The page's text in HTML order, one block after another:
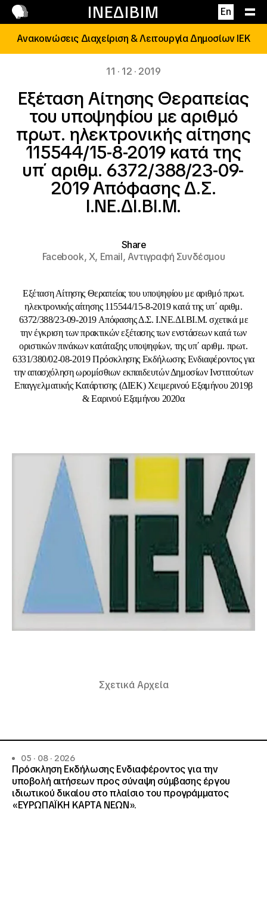
ΙΝΕΔΙΒΙΜ En
Επικοινωνία
Ανακοινώσεις Διαχείριση & Λειτουργία Δημοσίων ΙΕΚ
11 · 12 · 2019
Εξέταση Αίτησης Θεραπείας
του υποψηφίου με αριθμό
πρωτ. ηλεκτρονικής αίτησης
115544/15-8-2019 κατά της
υπ΄ αριθμ. 6372/388/23-09-
2019 Απόφασης Δ.Σ.
Ι.ΝΕ.ΔΙ.ΒΙ.Μ.
Share
Facebook,X, Email,Αντιγραφή Συνδέσμου
Εξέταση Αίτησης Θεραπείας του υποψηφίου με αριθμό πρωτ.
ηλεκτρονικής αίτησης 115544/15-8-2019 κατά της υπ΄ αριθμ.
6372/388/23-09-2019 Απόφασης Δ.Σ. Ι.ΝΕ.ΔΙ.ΒΙ.Μ. σχετικά με
την έγκριση των πρακτικών εξέτασης των ενστάσεων κατά των
οριστικών πινάκων κατάταξης υποψηφίων, της υπ΄ αριθμ. πρωτ.
6331/380/02-08-2019 Πρόσκλησης Εκδήλωσης Ενδιαφέροντος για
την απασχόληση ωρομίσθιων εκπαιδευτών Δημοσίων Ινστιτούτων
Επαγγελματικής Κατάρτισης (ΔΙΕΚ) Χειμερινού Εξαμήνου 2019β
& Εαρινού Εξαμήνου 2020α
Σχετικά Αρχεία
05 · 08 · 2026
Πρόσκληση Εκδήλωσης Ενδιαφέροντος για την
υποβολή αιτήσεων προς σύναψη σύμβασης έργου
ιδιωτικού δικαίου στο πλαίσιο του προγράμματος
«ΕΥΡΩΠΑΪΚΗ ΚΑΡΤΑ ΝΕΩΝ».